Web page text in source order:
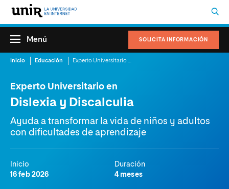
SOLICITA INFORMACIÓN
Menú
Inicio Educación
Experto Universitario en
Dislexia y Discalculia
Ayuda a transformar la vida de niños y adultos
con dificultades de aprendizaje
Inicio
16 feb 2026
Duración
4 meses